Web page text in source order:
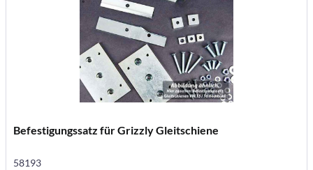
Befestigungssatz für Grizzly Gleitschiene
58193